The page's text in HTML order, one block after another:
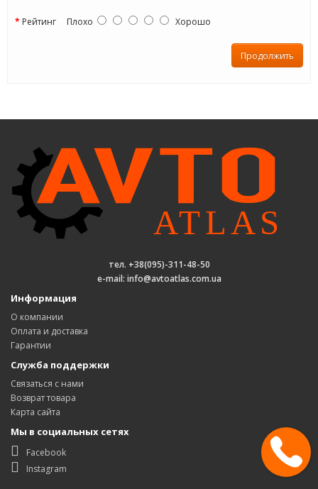
Рейтинг Плохо Хорошо
Продолжить
тел. +38(095)-311-48-50
e-mail: info@avtoatlas.com.ua
Информация
О компании
Оплата и доставка
Гарантии
Служба поддержки
Связаться с нами
Возврат товара
Карта сайта
Мы в социальных сетях
Facebook
Instagram